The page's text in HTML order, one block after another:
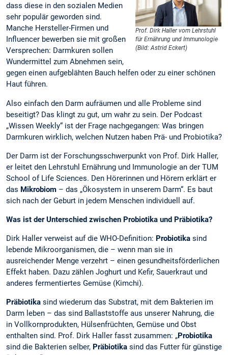
Prof. Dirk Haller vom Lehrstuhl
für Ernährung und Immunologie
(Bild: Astrid Eckert)
dass diese in den sozialen Medien
sehr populär geworden sind.
Manche Hersteller-Firmen und
Influencer bewerben sie mit großen
Versprechen: Darmkuren sollen
Wundermittel zum Abnehmen sein,
gegen einen aufgeblähten Bauch helfen oder zu einer schönen
Haut führen.
Also einfach den Darm aufräumen und alle Probleme sind
beseitigt? Das klingt zu gut, um wahr zu sein. Der Podcast
„Wissen Weekly“ ist der Frage nachgegangen: Was bringen
Darmkuren wirklich, welchen Nutzen haben Prä- und Probiotika?
Der Darm ist der Forschungsschwerpunkt von Prof. Dirk Haller,
er leitet den Lehrstuhl Ernährung und Immunologie an der TUM
School of Life Sciences. Den Hörerinnen und Hörern erklärt er
das Mikrobiom – das „Ökosystem in unserem Darm“. Es baut
sich nach der Geburt in jedem Menschen individuell auf.
Was ist der Unterschied zwischen Probiotika und Präbiotika?
Dirk Haller verweist auf die WHO-Definition: Probiotika sind
lebende Mikroorganismen, die – wenn man sie in
ausreichender Menge verzehrt – einen gesundheitsförderlichen
Effekt haben. Dazu zählen Joghurt und Kefir, Sauerkraut und
anderes fermentiertes Gemüse (Kimchi).
Präbiotika sind wiederum das Substrat, mit dem Bakterien im
Darm leben – das sind Ballaststoffe aus unserer Nahrung, die
in Vollkornprodukten, Hülsenfrüchten, Gemüse und Obst
enthalten sind. Prof. Dirk Haller fasst zusammen: „Probiotika
sind die Bakterien selber, Präbiotika sind das Futter für günstige